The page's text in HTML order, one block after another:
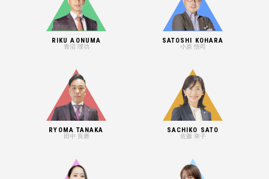
RIKU AONUMA
青沼 理功
SATOSHI KOHARA
小原 悟司
RYOMA TANAKA
田中 良磨
SACHIKO SATO
佐藤 幸子